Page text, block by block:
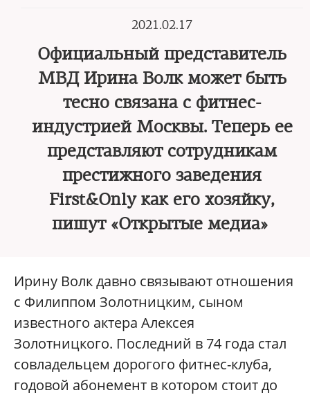
2021.02.17
Официальный представитель
МВД Ирина Волк может быть
тесно связана с фитнес-
индустрией Москвы. Теперь ее
представляют сотрудникам
престижного заведения
First&Only как его хозяйку,
пишут «Открытые медиа»
Ирину Волк давно связывают отношения
с Филиппом Золотницким, сыном
известного актера Алексея
Золотницкого. Последний в 74 года стал
совладельцем дорогого фитнес-клуба,
годовой абонемент в котором стоит до